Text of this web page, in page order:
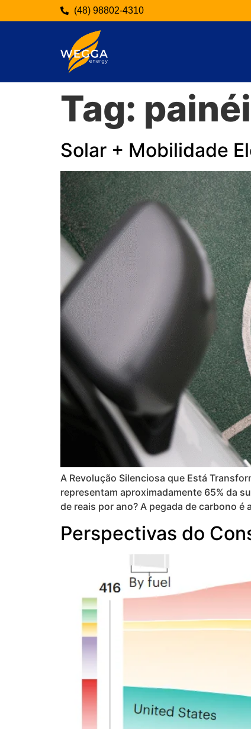
(48) 98802-4310
Tag:
Solar + Mobilidade
A Revolução Silenciosa que Está
representam aproximadamente 65% da
de reais por ano? A pegada de carbono
Perspectivas do